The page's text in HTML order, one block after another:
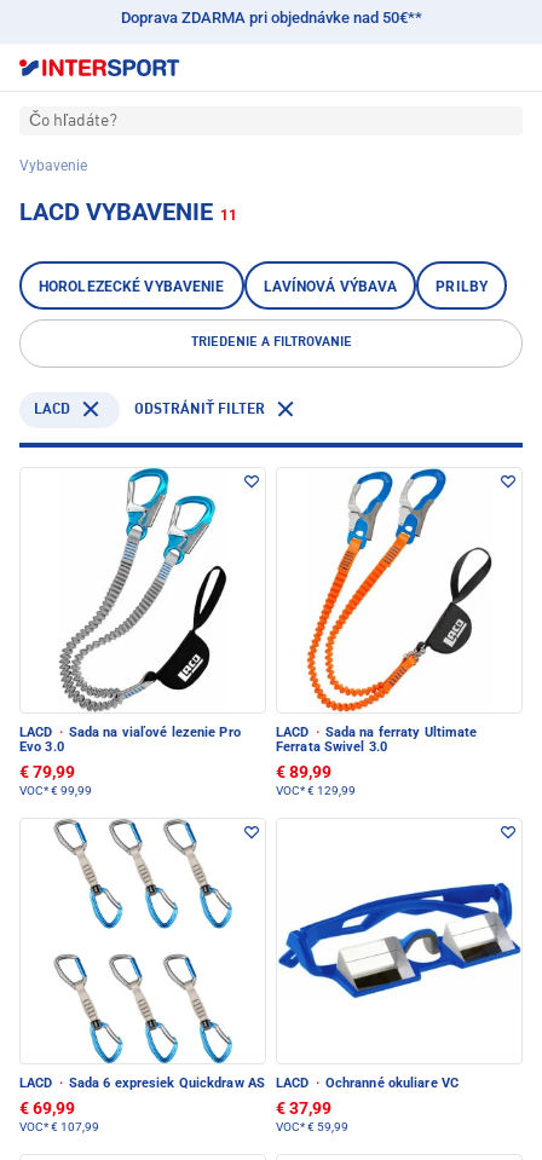
Doprava ZDARMA pri objednávke nad 50€**
Čo hľadáte?
Vybavenie
LACD VYBAVENIE 11
HOROLEZECKÉ VYBAVENIE LAVÍNOVÁ VÝBAVA PRILBY
TRIEDENIE A FILTROVANIE
LACD ODSTRÁNIŤ FILTER
LACD · Sada na viaľové lezenie Pro
Evo 3.0
€ 79,99
VOC*€ 99,99
LACD · Sada na ferraty Ultimate
Ferrata Swivel 3.0
€ 89,99
VOC*€ 129,99
LACD · Sada 6 expresiek Quickdraw AS
€ 69,99
VOC*€ 107,99
LACD · Ochranné okuliare VC
€ 37,99
VOC*€ 59,99